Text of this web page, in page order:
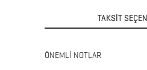
TAKSİT
ÖNEMLİ NOTLAR